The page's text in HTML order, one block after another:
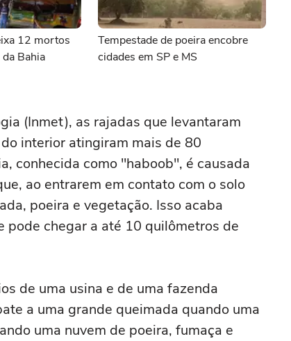
12 mortos
Bahia
Tempestade de poeira encobre
cidades em SP e MS
(Inmet), as rajadas que levantaram
interior atingiram mais de 80
conhecida como "haboob", é causada
ao entrarem em contato com o solo
poeira e vegetação. Isso acaba
pode chegar a até 10 quilômetros de
de uma usina e de uma fazenda
a uma grande queimada quando uma
uma nuvem de poeira, fumaça e